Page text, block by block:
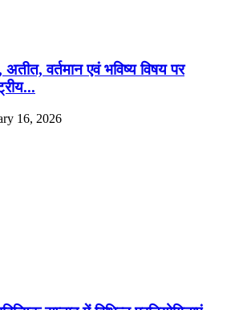
अतीत, वर्तमान एवं भविष्य विषय पर
16, 2026